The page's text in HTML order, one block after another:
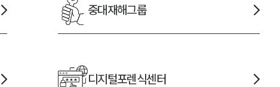
중대재해그룹
디지털포렌식센터